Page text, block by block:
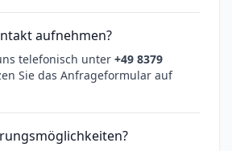
aufnehmen?
telefonisch unter +49 8379
Sie das Anfrageformular auf